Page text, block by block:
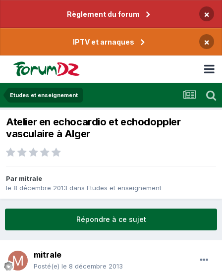
Règlement du forum ×
IPTV et arnaques ×
Etudes et enseignement
Atelier en echocardio et echodoppler
vasculaire à Alger
Par mitrale
le 8 décembre 2013 dans Etudes et enseignement
Répondre à ce sujet
mitrale
Posté(e) le 8 décembre 2013